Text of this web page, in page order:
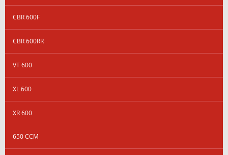
CBR 600F
CBR 600RR
VT 600
XL 600
XR 600
650 CCM